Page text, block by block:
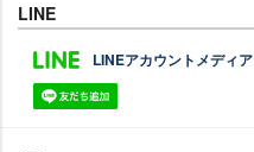
LINE
LINEアカウントメディア